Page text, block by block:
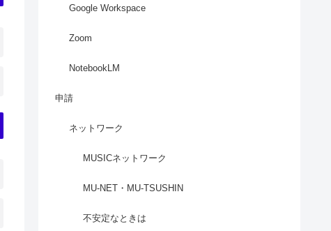
Google Workspace
Zoom
NotebookLM
申請
ネットワーク
MUSICネットワーク
MU-NET・MU-TSUSHIN
不安定なときは